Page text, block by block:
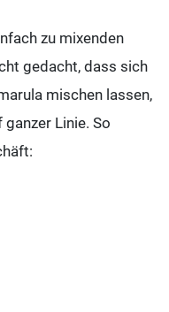
zu mixenden
gedacht, dass sich
mischen lassen,
Linie. So